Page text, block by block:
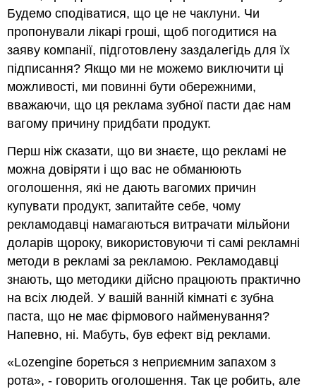
Будемо сподіватися, що це не чаклуни. Чи
пропонували лікарі гроші, щоб погодитися на
заяву компанії, підготовлену заздалегідь для їх
підписання? Якщо ми не можемо виключити ці
можливості, ми повинні бути обережними,
вважаючи, що ця реклама зубної пасти дає нам
вагому причину придбати продукт.
Перш ніж сказати, що ви знаєте, що рекламі не
можна довіряти і що вас не обманюють
оголошення, які не дають вагомих причин
купувати продукт, запитайте себе, чому
рекламодавці намагаються витрачати мільйони
доларів щороку, використовуючи ті самі рекламні
методи в рекламі за рекламою. Рекламодавці
знають, що методики дійсно працюють практично
на всіх людей. У вашій ванній кімнаті є зубна
паста, що не має фірмового найменування?
Напевно, ні. Мабуть, був ефект від реклами.
«Lozengine бореться з неприємним запахом з
рота», - говорить оголошення. Так це робить, але